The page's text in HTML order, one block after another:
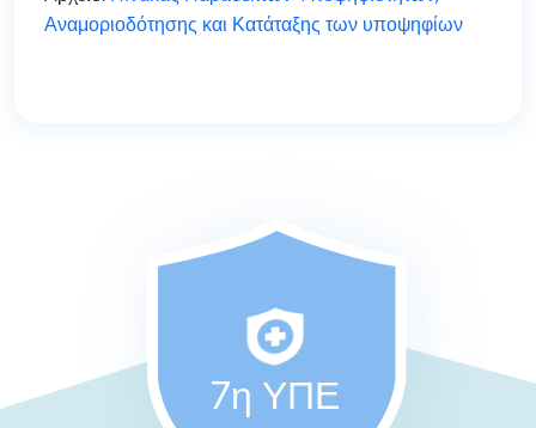
Αναμοριοδότησης και Κατάταξης των υποψηφίων
7η ΥΠΕ